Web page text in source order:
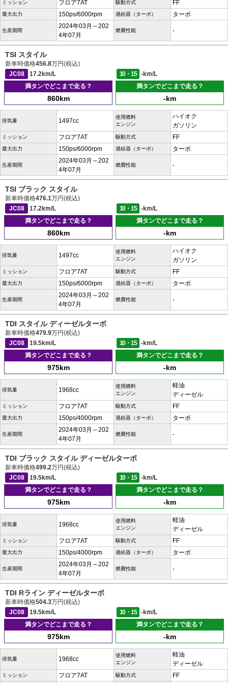
ミッション フロア7AT 駆動方式 FF
最大出力 150ps/6000rpm 過給器（ターボ） ターボ
生産期間
2024年03月～202
4年07月
燃費性能 -
TSI スタイル
新車時価格456.8万円(税込)
JC08
17.2km/L 10・15
-km/L
満タンでどこまで走る？
860km
満タンでどこまで走る？
-km
排気量 1497cc
使用燃料
エンジン
ハイオク
ガソリン
ミッション フロア7AT 駆動方式 FF
最大出力 150ps/6000rpm 過給器（ターボ） ターボ
生産期間
2024年03月～202
4年07月
燃費性能 -
TSI ブラック スタイル
新車時価格476.1万円(税込)
JC08
17.2km/L 10・15
-km/L
満タンでどこまで走る？
860km
満タンでどこまで走る？
-km
排気量 1497cc
使用燃料
エンジン
ハイオク
ガソリン
ミッション フロア7AT 駆動方式 FF
最大出力 150ps/6000rpm 過給器（ターボ） ターボ
生産期間
2024年03月～202
4年07月
燃費性能 -
TDI スタイル ディーゼルターボ
新車時価格479.9万円(税込)
JC08
19.5km/L 10・15
-km/L
満タンでどこまで走る？
975km
満タンでどこまで走る？
-km
排気量 1968cc
使用燃料
エンジン
軽油
ディーゼル
ミッション フロア7AT 駆動方式 FF
最大出力 150ps/4000rpm 過給器（ターボ） ターボ
生産期間
2024年03月～202
4年07月
燃費性能 -
TDI ブラック スタイル ディーゼルターボ
新車時価格499.2万円(税込)
JC08
19.5km/L 10・15
-km/L
満タンでどこまで走る？
975km
満タンでどこまで走る？
-km
排気量 1968cc
使用燃料
エンジン
軽油
ディーゼル
ミッション フロア7AT 駆動方式 FF
最大出力 150ps/4000rpm 過給器（ターボ） ターボ
生産期間
2024年03月～202
4年07月
燃費性能 -
TDI Rライン ディーゼルターボ
新車時価格504.3万円(税込)
JC08
19.5km/L 10・15
-km/L
満タンでどこまで走る？
975km
満タンでどこまで走る？
-km
排気量 1968cc
使用燃料
エンジン
軽油
ディーゼル
ミッション フロア7AT 駆動方式 FF